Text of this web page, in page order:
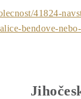
41824-
bendove-